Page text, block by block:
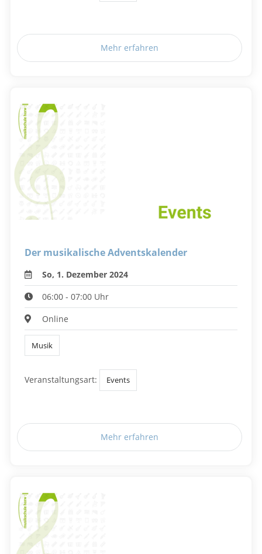
Mehr erfahren
Der musikalische Adventskalender
So, 1. Dezember 2024
06:00 - 07:00 Uhr
Online
Musik
Veranstaltungsart: Events
Mehr erfahren